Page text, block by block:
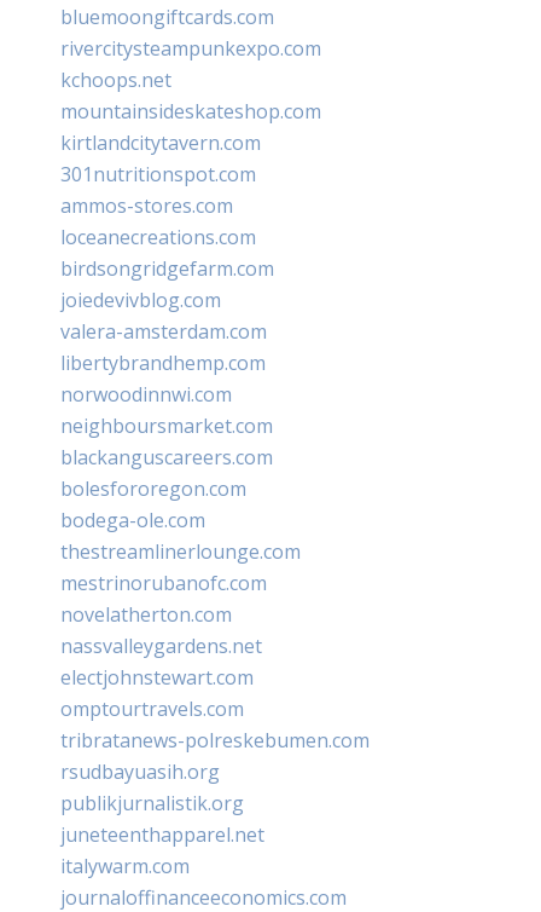
bluemoongiftcards.com
rivercitysteampunkexpo.com
kchoops.net
mountainsideskateshop.com
kirtlandcitytavern.com
301nutritionspot.com
ammos-stores.com
loceanecreations.com
birdsongridgefarm.com
joiedevivblog.com
valera-amsterdam.com
libertybrandhemp.com
norwoodinnwi.com
neighboursmarket.com
blackanguscareers.com
bolesfororegon.com
bodega-ole.com
thestreamlinerlounge.com
mestrinorubanofc.com
novelatherton.com
nassvalleygardens.net
electjohnstewart.com
omptourtravels.com
tribratanews-polreskebumen.com
rsudbayuasih.org
publikjurnalistik.org
juneteenthapparel.net
italywarm.com
journaloffinanceeconomics.com